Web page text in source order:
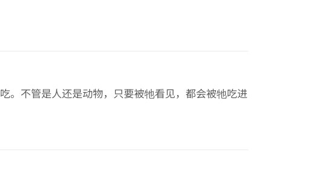
。不管是人还是动物，只要被牠看见，都会被牠吃进